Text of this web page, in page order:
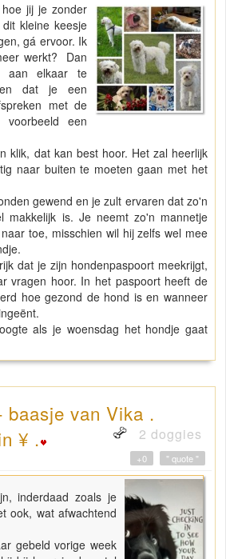
jij je zonder
kleine keesje
gá ervoor. Ik
werkt? Dan
elkaar te
dat je een
met de
voorbeeld een
klik, dat kan best hoor. Het zal heerlijk
naar buiten te moeten gaan met het
gewend en je zult ervaren dat zo'n
makkelijk is. Je neemt zo'n mannetje
toe, misschien wil hij zelfs wel mee
dat je zijn hondenpaspoort meekrijgt,
vragen hoor. In het paspoort heeft de
hoe gezond de hond is en wanneer
als je woensdag het hondje gaat
baasje van Vika .
¥ .
2 doggies
" quote "
+0
inderdaad zoals je
ook, wat afwachtend
gebeld vorige week